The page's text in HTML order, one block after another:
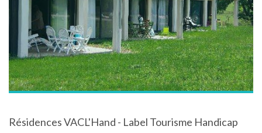
Résidences VACL'Hand - Label Tourisme Handicap